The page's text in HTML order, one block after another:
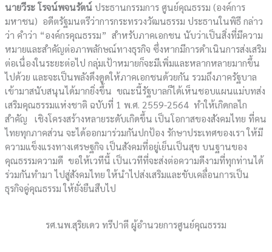
นายวีระ โรจน์พจนรัตน์ประธานกรรมการ ศูนย์คุณธรรม (องค์การ
มหาชน) อดีตรัฐมนตรีว่าการกระทรวงวัฒนธรรม ประธานในพิธี กล่าว
ว่า คำว่า “องค์กรคุณธรรม” สำหรับภาคเอกชน นับว่าเป็นสิ่งที่มีความ
หมายและสำคัญต่อภาพลักษณ์ทางธุรกิจ ซึ่งหากมีการดำเนินการส่งเสริม
ต่อเนื่องในระยะต่อไป กลุ่มเป้าหมายก็จะมีเพิ่มและหลากหลายมากขึ้น
ไปด้วย และจะเป็นพลังดึงดูดให้ภาคเอกชนด้วยกัน รวมถึงภาครัฐบาล
เข้ามาสนับสนุนได้มากยิ่งขึ้น ขณะนี้รัฐบาลก็ได้เห็นชอบแผนแม่บทส่ง
เสริมคุณธรรมแห่งชาติ ฉบับที่ 1 พ.ศ. 2559-2564 ทำให้เกิดกลไก
สำคัญ เชิงโครงสร้างหลายระดับเกิดขึ้น เป็นโอกาสของสังคมไทย ที่คน
ไทยทุกภาคส่วน จะได้ออกมาร่วมกันปกป้อง รักษาประเทศของเรา ให้มี
ความแข็งแรงทางเศรษฐกิจ เป็นสังคมที่อยู่เย็นเป็นสุข บนฐานของ
คุณธรรมความดี ขอให้เวทีนี้ เป็นเวทีที่จะส่งต่อความดีงามที่ทุกท่านได้
ร่วมกันทำมา ไปสู่สังคมไทย ให้นำไปส่งเสริมและขับเคลื่อนการเป็น
ธุรกิจคู่คุณธรรม ให้ยั่งยืนสืบไป
รศ.นพ.สุริยเดว ทรีปาตี ผู้อำนวยการศูนย์คุณธรรม